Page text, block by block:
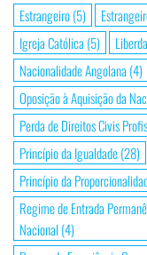
Estrangeiro(5)
Igreja Católica (5)
Nacionalidade Angolana (4)
Oposição à Aquisição da
Perda de Direitos Civis
Princípio da Igualdade(28)
Princípio da
Regime de Entrada
Nacional (4)